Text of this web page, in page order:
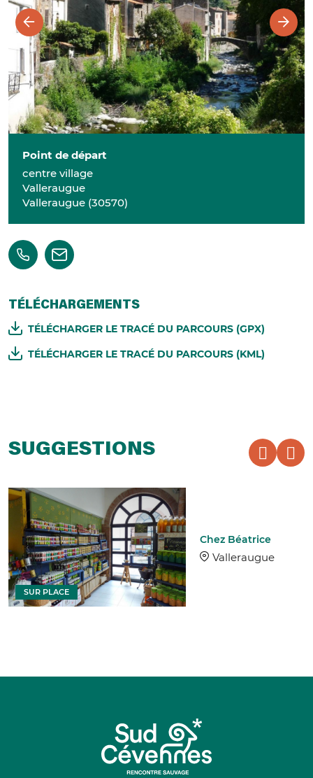
Point de départ
centre village
Valleraugue
Valleraugue (30570)
TÉLÉCHARGEMENTS
TÉLÉCHARGER LE TRACÉ DU PARCOURS (GPX)
TÉLÉCHARGER LE TRACÉ DU PARCOURS (KML)
SUGGESTIONS
Chez Béatrice
Valleraugue
SUR PLACE